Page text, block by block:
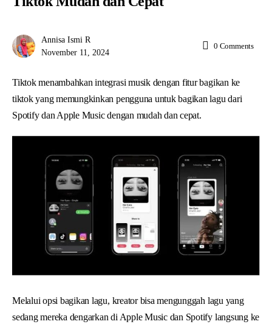
Annisa Ismi R
November 11, 2024
0 Comments
Tiktok menambahkan integrasi musik dengan fitur bagikan ke
tiktok yang memungkinkan pengguna untuk bagikan lagu dari
Spotify dan Apple Music dengan mudah dan cepat.
Melalui opsi bagikan lagu, kreator bisa mengunggah lagu yang
sedang mereka dengarkan di Apple Music dan Spotify langsung ke